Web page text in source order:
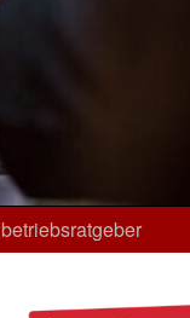
betriebsratgeber